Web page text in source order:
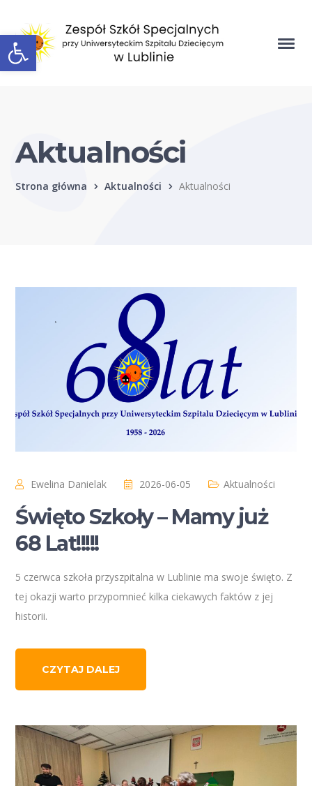
Open toolbar
Aktualności
Strona główna Aktualności Aktualności
Ewelina Danielak 2026-06-05 Aktualności
Święto Szkoły – Mamy już
68 Lat!!!!!
5 czerwca szkoła przyszpitalna w Lublinie ma swoje święto. Z
tej okazji warto przypomnieć kilka ciekawych faktów z jej
historii.
CZYTAJ DALEJ